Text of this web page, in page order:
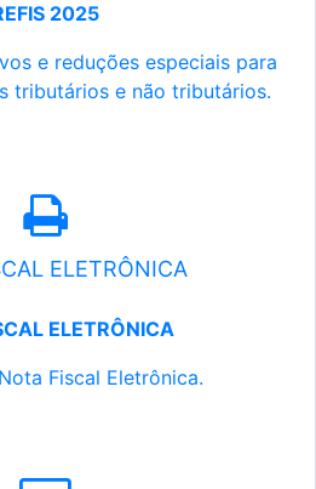
2025
e reduções especiais para
tributários e não tributários.
ELETRÔNICA
ELETRÔNICA
Fiscal Eletrônica.